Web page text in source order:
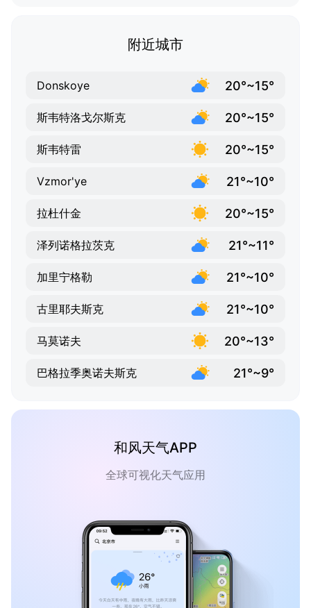
附近城市
Donskoye 20°~15°
斯韦特洛戈尔斯克 20°~15°
斯韦特雷 20°~15°
Vzmor'ye 21°~10°
拉杜什金 20°~15°
泽列诺格拉茨克 21°~11°
加里宁格勒 21°~10°
古里耶夫斯克 21°~10°
马莫诺夫 20°~13°
巴格拉季奥诺夫斯克 21°~9°
和风天气APP
全球可视化天气应用